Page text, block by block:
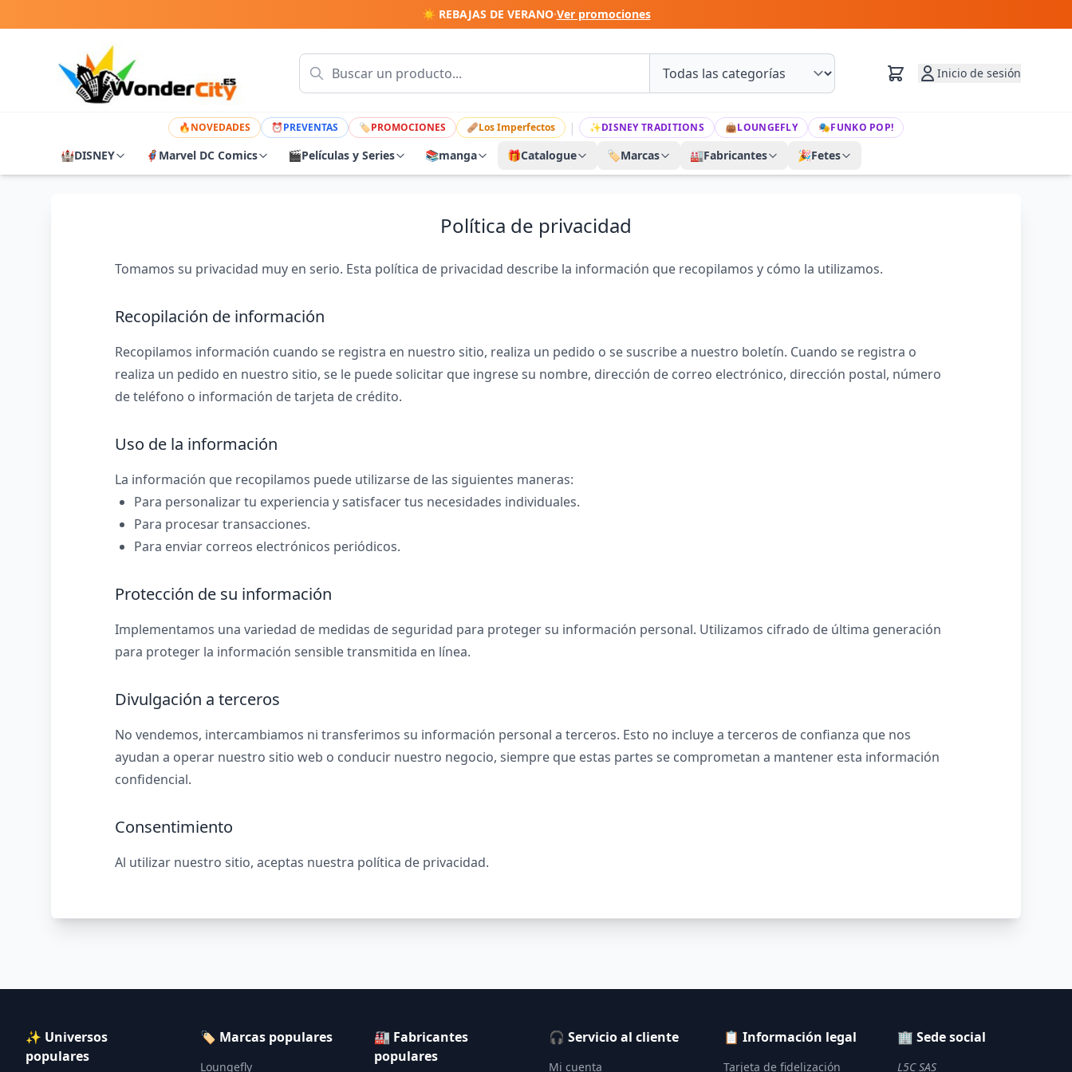
☀️ REBAJAS DE VERANO·Ver promociones
Inicio de sesión
🔥NOVEDADES ⏰PREVENTAS 🏷PROMOCIONES 🩹Los Imperfectos | ✨DISNEY TRADITIONS 👜LOUNGEFLY 🎭FUNKO POP!
🏰DISNEY 🦸 Marvel DC Comics 🎬Películas y Series 📚manga 🎁Catalogue 🏷️Marcas 🏭Fabricantes 🎉Fetes
Política de privacidad
Tomamos su privacidad muy en serio. Esta política de privacidad describe la información que recopilamos y cómo la utilizamos.
Recopilación de información
Recopilamos información cuando se registra en nuestro sitio, realiza un pedido o se suscribe a nuestro boletín. Cuando se registra o
realiza un pedido en nuestro sitio, se le puede solicitar que ingrese su nombre, dirección de correo electrónico, dirección postal, número
de teléfono o información de tarjeta de crédito.
Uso de la información
La información que recopilamos puede utilizarse de las siguientes maneras:
Para personalizar tu experiencia y satisfacer tus necesidades individuales.
Para procesar transacciones.
Para enviar correos electrónicos periódicos.
Protección de su información
Implementamos una variedad de medidas de seguridad para proteger su información personal. Utilizamos cifrado de última generación
para proteger la información sensible transmitida en línea.
Divulgación a terceros
No vendemos, intercambiamos ni transferimos su información personal a terceros. Esto no incluye a terceros de confianza que nos
ayudan a operar nuestro sitio web o conducir nuestro negocio, siempre que estas partes se comprometan a mantener esta información
confidencial.
Consentimiento
Al utilizar nuestro sitio, aceptas nuestra política de privacidad.
✨ Universos
populares
🏷️ Marcas populares
Loungefly
🏭 Fabricantes
populares
🎧 Servicio al cliente
Mi cuenta
📋 Información legal
Tarjeta de fidelización
🏢 Sede social
L5C SAS